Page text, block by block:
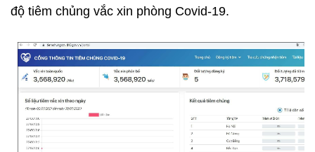
độ tiêm chủng vắc xin phòng Covid-19.